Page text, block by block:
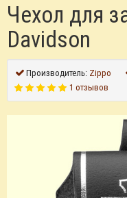
Чехол для
Davidson
Производитель: Zippo
1 отзывов